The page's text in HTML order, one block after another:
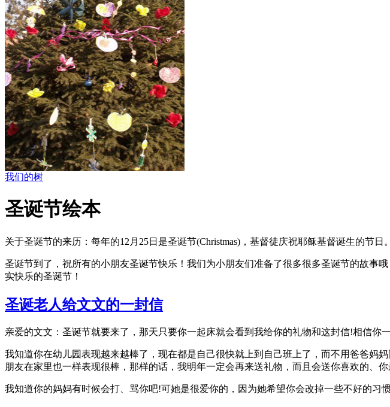
我们的树
圣诞节绘本
关于圣诞节的来历：每年的12月25日是圣诞节(Christmas)，基督徒庆祝耶稣基督诞生的节
圣诞节到了，祝所有的小朋友圣诞节快乐！我们为小朋友们准备了很多很多圣诞节的故事
实快乐的圣诞节！
圣诞老人给文文的一封信
亲爱的文文：圣诞节就要来了，那天只要你一起床就会看到我给你的礼物和这封信!相信你
我知道你在幼儿园表现越来越棒了，现在都是自己很快就上到自己班上了，而不用爸爸妈
朋友在家里也一样表现很棒，那样的话，我明年一定会再来送礼物，而且会送你喜欢的、
我知道你的妈妈有时候会打、骂你吧!可她是很爱你的，因为她希望你会改掉一些不好的习